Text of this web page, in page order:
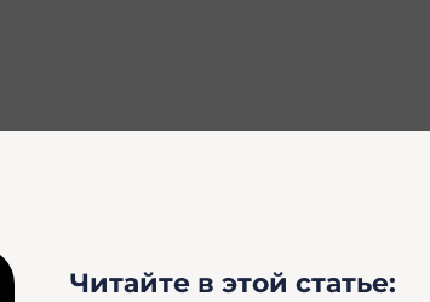
Читайте в этой статье: